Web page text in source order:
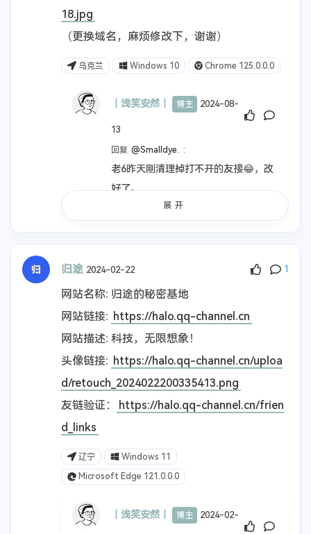
18.jpg
（更换域名，麻烦修改下，谢谢）
乌克兰 Windows 10 Chrome 125.0.0.0
丨浅笑安然丨 博主 2024-08-
13
回复 @Smalldye. :
老6昨天刚清理掉打不开的友接😂，改
好了。
Smalldye.
回复 @丨浅笑安然丨
湖北 Windows 10
Chrome 125.0.0.0
展开
归途 2024-02-22 1
网站名称: 归途的秘密基地
网站链接: https://halo.qq-channel.cn
网站描述: 科技，无限想象！
头像链接: https://halo.qq-channel.cn/uploa
d/retouch_2024022200335413.png
友链验证：
https://halo.qq-channel.cn/frien
d_links
辽宁 Windows 11
Microsoft Edge 121.0.0.0
丨浅笑安然丨 博主 2024-02-